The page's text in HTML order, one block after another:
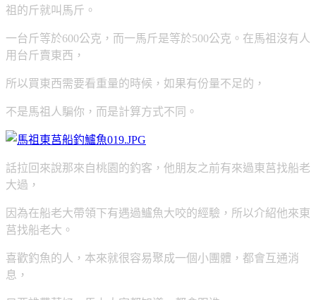
祖的斤就叫馬斤。
一台斤等於600公克，而一馬斤是等於500公克。在馬祖沒有人
用台斤賣東西，
所以買東西需要看重量的時候，如果有份量不足的，
不是馬祖人騙你，而是計算方式不同。
話拉回來說那來自桃園的釣客，他朋友之前有來過東莒找船老
大過，
因為在船老大帶領下有遇過鱸魚大咬的經驗，所以介紹他來東
莒找船老大。
喜歡釣魚的人，本來就很容易聚成一個小團體，都會互通消
息，